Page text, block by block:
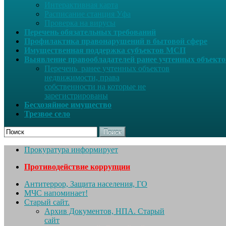
Интерактивная карта
Расписание станция Уфа
Проверка на вирусы
Перечень обязательных требований
Профилактика правонарушений в бытовой сфере
Имущественная поддержка субъектов МСП
Выявление правообладателей ранее учтенных
Перечень ранее учтенных объектов
недвижимости, права
собственности на которые не
зарегистрированы
Бесхозяйное имущество
Трезвое село
Поиск
Прокуратура информирует
Противодействие коррупции
Антитеррор, Защита населения, ГО
МЧС напоминает!
Старый сайт.
Архив Документов, НПА. Старый
сайт